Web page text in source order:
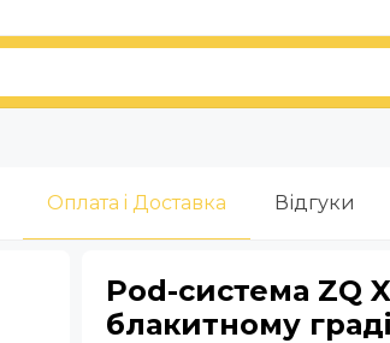
Оплата i Доставка Відгуки
Pod-система ZQ
блакитному